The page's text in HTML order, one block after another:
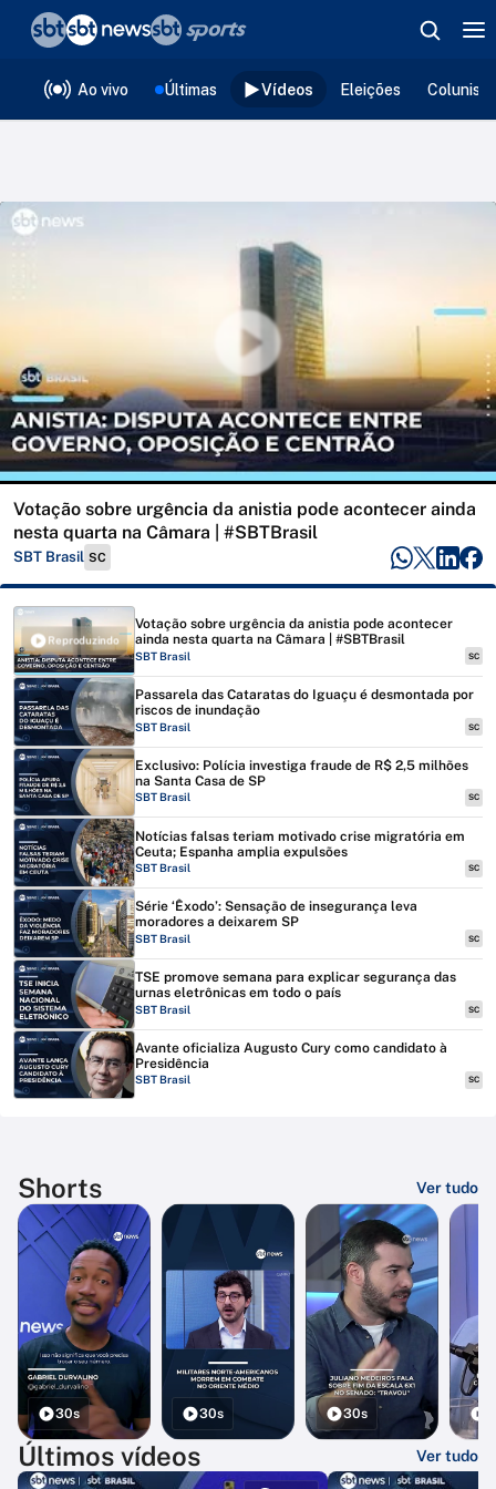
Ao vivo Últimas Vídeos Eleições
Votação sobre urgência da anistia pode acontecer ainda
nesta quarta na Câmara | #SBTBrasil
SBT Brasil SC
Reproduzindo
Votação sobre urgência da anistia pode acontecer
ainda nesta quarta na Câmara | #SBTBrasil
SBT Brasil SC
Passarela das Cataratas do Iguaçu é desmontada por
riscos de inundação
SBT Brasil SC
Exclusivo: Polícia investiga fraude de R$ 2,5 milhões
na Santa Casa de SP
SBT Brasil SC
Notícias falsas teriam motivado crise migratória em
Ceuta; Espanha amplia expulsões
SBT Brasil SC
Série ‘Êxodo’: Sensação de insegurança leva
moradores a deixarem SP
SBT Brasil SC
TSE promove semana para explicar segurança das
urnas eletrônicas em todo o país
SBT Brasil SC
Avante oficializa Augusto Cury como candidato à
Presidência
SBT Brasil SC
Shorts Ver tudo
30s 30s 30s
Últimos vídeos Ver tudo
❮voltar
Editorias